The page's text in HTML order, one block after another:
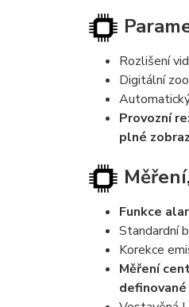
Rozlišení
Digitální
Provozní
plné
Funkce
Standardní
Korekce
Měření